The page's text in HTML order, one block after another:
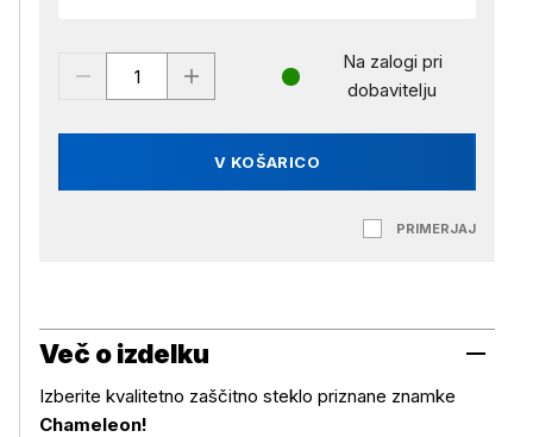
V KOŠARICO
Na zalogi pri
dobavitelju
PRIMERJAJ
Več o izdelku
Izberite kvalitetno zaščitno steklo priznane znamke
Chameleon!